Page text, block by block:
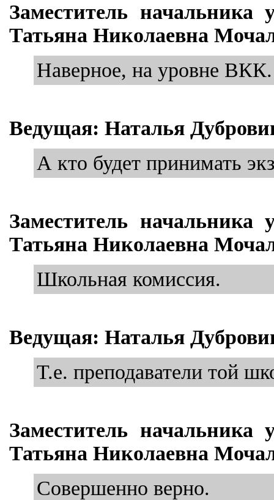
Заместитель начальника
Татьяна Николаевна
Наверное, на уровне ВКК.
Ведущая: Наталья
А кто будет принимать
Заместитель начальника
Татьяна Николаевна
Школьная комиссия.
Ведущая: Наталья
Т.е. преподаватели той
Заместитель начальника
Татьяна Николаевна
Совершенно верно.